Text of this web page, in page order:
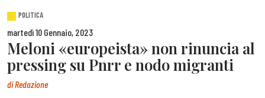
POLITICA
martedì 10 Gennaio, 2023
Meloni «europeista» non rinuncia al
pressing su Pnrr e nodo migranti
diRedazione